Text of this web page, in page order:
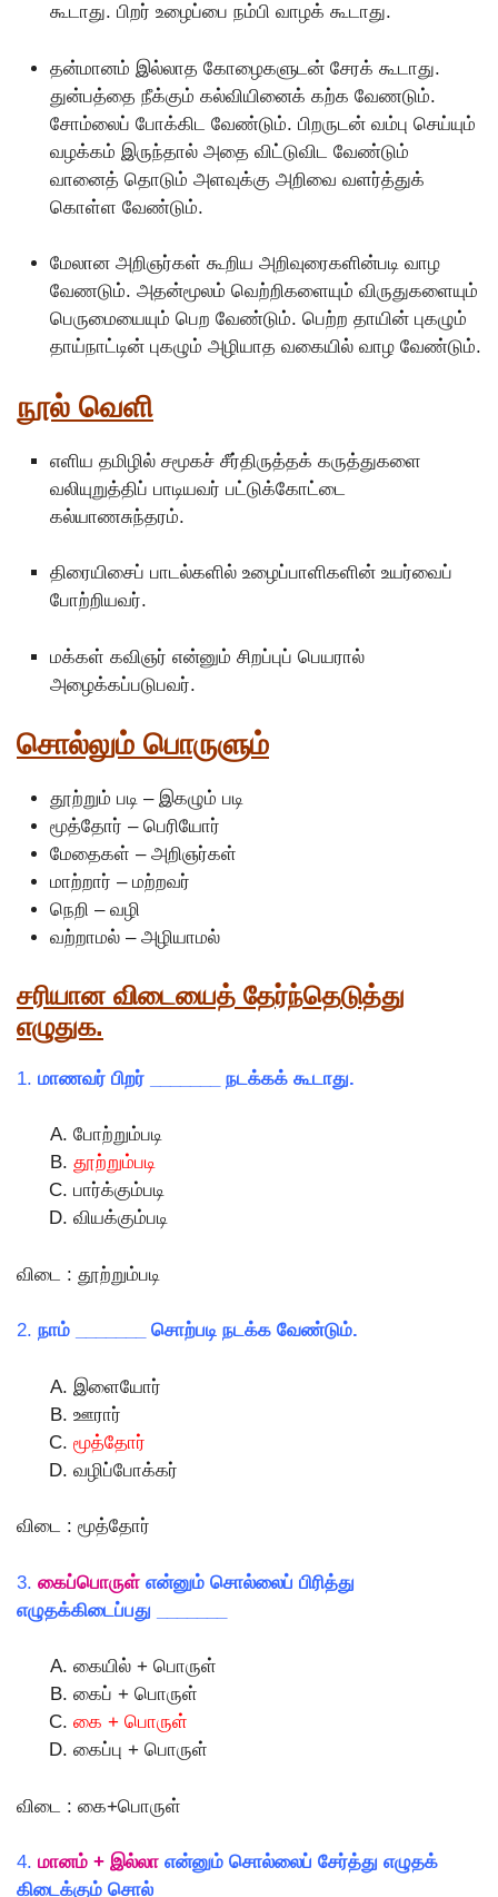
கூடாது. பிறர் உழைப்பை நம்பி வாழக் கூடாது.
தன்மானம் இல்லாத காேழைகளுடன் சேரக் கூடாது.
துன்பத்தை நீக்கும் கல்வியினைக் கற்க வேணடும்.
சோம்லைப் போக்கிட வேண்டும். பிறருடன் வம்பு செய்யும்
வழக்கம் இருந்தால் அதை விட்டுவிட வேண்டும்
வானைத் தாெடும் அளவுக்கு அறிவை வளர்த்துக்
காெள்ள வேண்டும்.
மேலான அறிஞர்கள் கூறிய அறிவுரைகளின்படி வாழ
வேணடும். அதன்மூலம் வெற்றிகளையும் விருதுகளையும்
பெருமையையும் பெற வேண்டும். பெற்ற தாயின் புகழும்
தாய்நாட்டின் புகழும் அழியாத வகையில் வாழ வேண்டும்.
நூல் வெளி
எளிய தமிழில் சமூகச் சீர்திருத்தக் கருத்துகளை
வலியுறுத்திப் பாடியவர் பட்டுக்கோட்டை
கல்யாணசுந்தரம்.
திரையிசைப் பாடல்களில் உழைப்பாளிகளின் உயர்வைப்
போற்றியவர்.
மக்கள் கவிஞர் என்னும் சிறப்புப் பெயரால்
அழைக்கப்படுபவர்.
சொல்லும் பொருளும்
தூற்றும் படி – இகழும் படி
மூத்தோர் – பெரியோர்
மேதைகள் – அறிஞர்கள்
மாற்றார் – மற்றவர்
நெறி – வழி
வற்றாமல் – அழியாமல்
சரியான விடையைத் தேர்ந்தெடுத்து
எழுதுக.
1. மாணவர் பிறர் _______ நடக்கக் கூடாது.
போற்றும்படி
தூற்றும்படி
பார்க்கும்படி
வியக்கும்படி
விடை : தூற்றும்படி
2. நாம் _______ சொற்படி நடக்க வேண்டும்.
இளையோர்
ஊரார்
மூத்தோர்
வழிப்போக்கர்
விடை : மூத்தோர்
3. கைப்பொருள் என்னும் சொல்லைப் பிரித்து
எழுதக்கிடைப்பது _______
கையில் + பொருள்
கைப் + பொருள்
கை + பொருள்
கைப்பு + பொருள்
விடை : கை+பொருள்
4. மானம் + இல்லா என்னும் சொல்லைப் சேர்த்து எழுதக்
கிடைக்கும் சொல்________